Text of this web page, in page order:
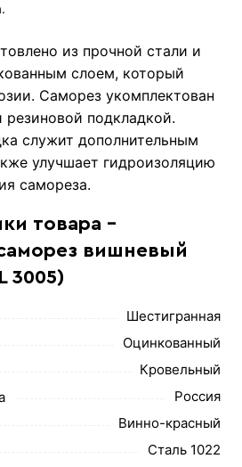
из прочной стали и
слоем, который
Саморез укомплектован
подкладкой.
служит дополнительным
улучшает гидроизоляцию
самореза.
товара -
вишневый
3005)
Шестигранная
Оцинкованный
Кровельный
Россия
Винно-красный
Сталь 1022